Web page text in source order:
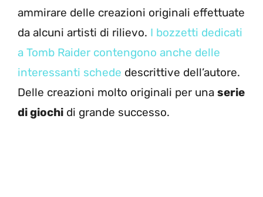
ammirare delle creazioni originali effettuate
da alcuni artisti di rilievo. I bozzetti dedicati
a Tomb Raider contengono anche delle
interessanti schede descrittive dell’autore.
Delle creazioni molto originali per una serie
di giochi di grande successo.